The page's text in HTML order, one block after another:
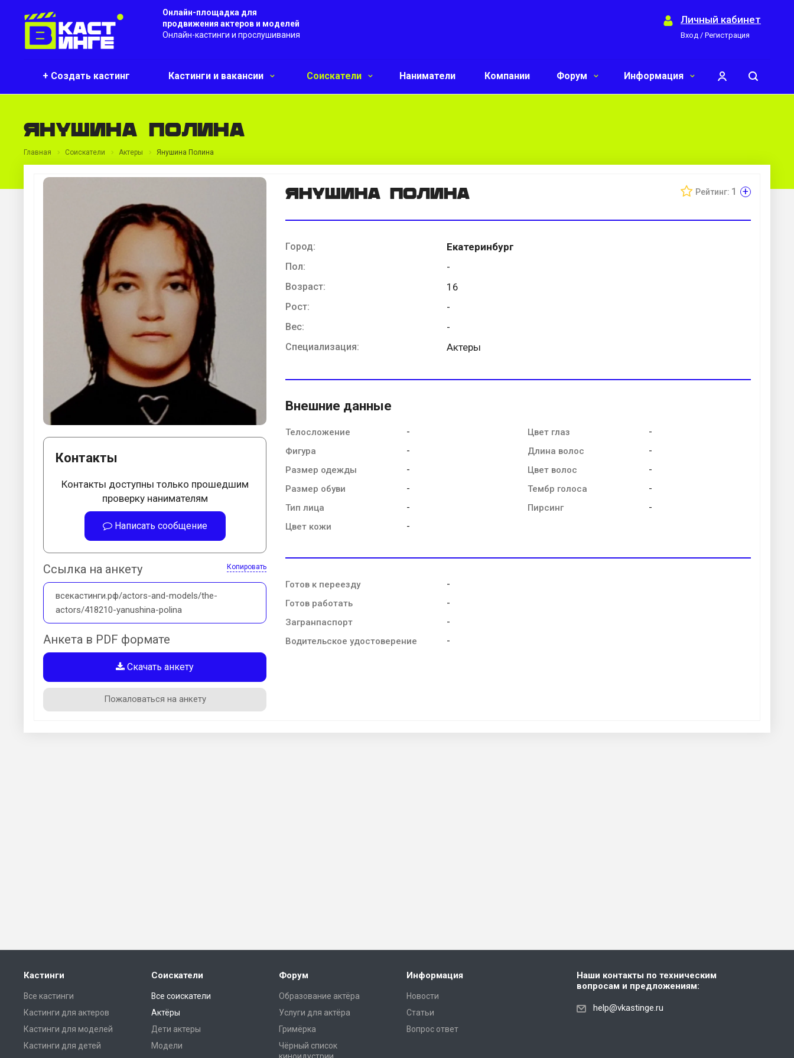
Онлайн-площадка для
продвижения актеров и моделей
Онлайн-кастинги и прослушивания
Личный кабинет
Вход / Регистрация
+ Создать кастинг Кастинги и вакансии Соискатели Наниматели Компании Форум Информация
Янушина Полина
Главная Соискатели Актеры Янушина Полина
Контакты
Контакты доступны только прошедшим
проверку нанимателям
Написать сообщение
Ссылка на анкету Копировать
всекастинги.рф/actors-and-models/the-
actors/418210-yanushina-polina
Анкета в PDF формате
Скачать анкету
Пожаловаться на анкету
Янушина Полина Рейтинг: 1 +
Город: Екатеринбург
Пол: -
Возраст: 16
Рост: -
Вес: -
Специализация: Актеры
Внешние данные
Телосложение -
Фигура -
Размер одежды -
Размер обуви -
Тип лица -
Цвет кожи -
Цвет глаз -
Длина волос -
Цвет волос -
Тембр голоса -
Пирсинг -
Готов к переезду -
Готов работать -
Загранпаспорт -
Водительское удостоверение -
Кастинги
Все кастинги
Кастинги для актеров
Кастинги для моделей
Кастинги для детей
Соискатели
Все соискатели
Актёры
Дети актеры
Модели
Форум
Образование актёра
Услуги для актёра
Гримёрка
Чёрный список
Информация
Новости
Статьи
Вопрос ответ
Наши контакты по техническим
вопросам и предложениям:
help@vkastinge.ru